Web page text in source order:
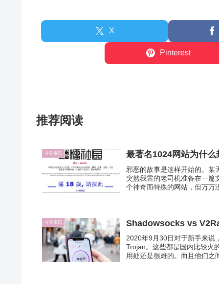
X
Pinterest
推荐阅读
业界资讯 最著名1024网站为什
邪恶的故事是这样开始的。某
突然我雷的老司机准备在一篇
个神奇而特殊的网站，但万万
业界资讯 Shadowsocks vs
2020年9月30日对于新手来说
Trojan。这些都是国内比较火
用处还是很难的。而且他们之